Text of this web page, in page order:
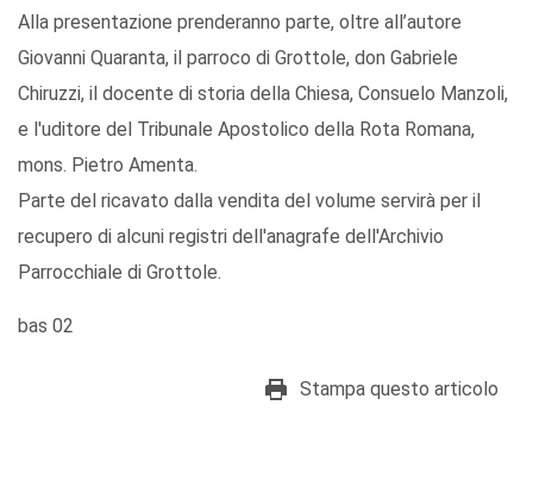
Alla presentazione prenderanno parte, oltre all’autore
Giovanni Quaranta, il parroco di Grottole, don Gabriele
Chiruzzi, il docente di storia della Chiesa, Consuelo Manzoli,
e l'uditore del Tribunale Apostolico della Rota Romana,
mons. Pietro Amenta.
Parte del ricavato dalla vendita del volume servirà per il
recupero di alcuni registri dell'anagrafe dell'Archivio
Parrocchiale di Grottole.
bas 02
Stampa questo articolo